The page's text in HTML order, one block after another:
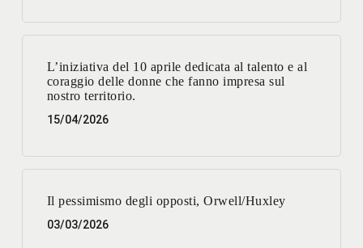
L’iniziativa del 10 aprile dedicata al talento e al
coraggio delle donne che fanno impresa sul
nostro territorio.
15/04/2026
Il pessimismo degli opposti, Orwell/Huxley
03/03/2026